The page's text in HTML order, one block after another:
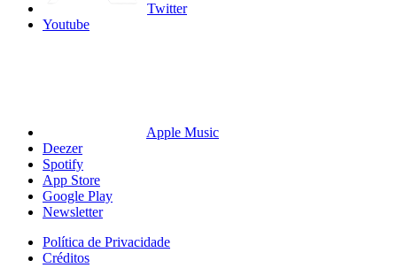
Twitter
Youtube
Apple Music
Deezer
Spotify
App Store
Google Play
Newsletter
Política de Privacidade
Créditos